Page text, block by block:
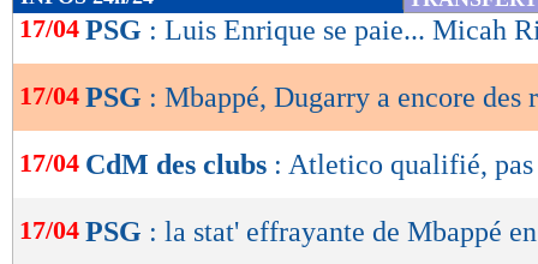
Dugarry.
Lu 26.289 fois- Youcef Touaitia
de
OK
17/04 PSG : Luis Enrique se paie... Micah
17/04 PSG : Mbappé, Dugarry a encore des
17/04 CdM des clubs : Atletico qualifié,
17/04 PSG : la stat' effrayante de Mbappé